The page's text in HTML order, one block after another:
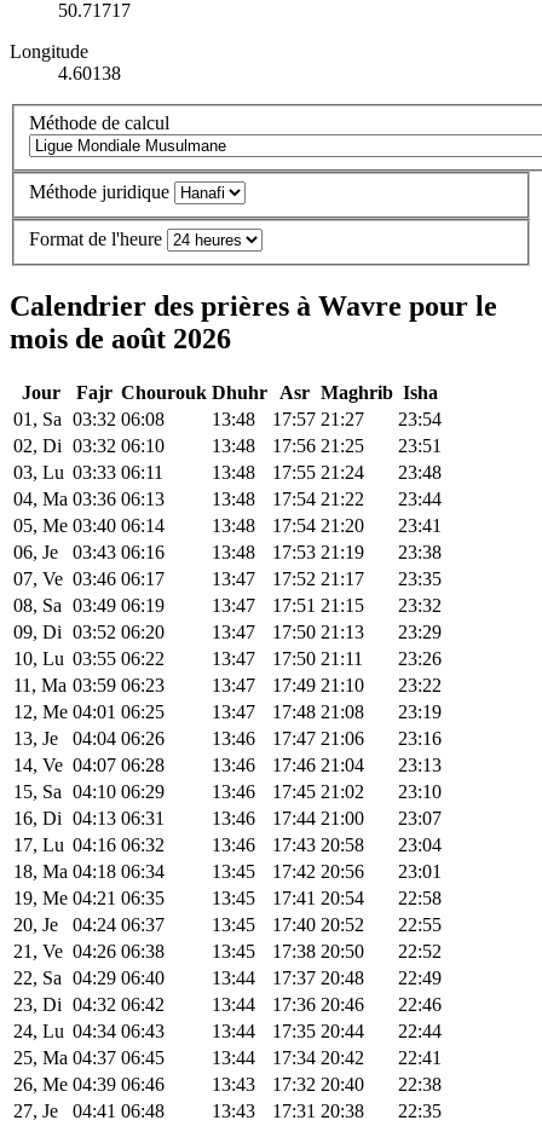
50.71717
Longitude
4.60138
Méthode de calcul
Méthode juridique
Format de l'heure
Calendrier des prières à Wavre pour le
mois de août 2026
Jour Fajr Chourouk Dhuhr Asr Maghrib Isha
01, Sa 03:32 06:08 13:48 17:57 21:27
23:54
02, Di 03:32 06:10 13:48 17:56 21:25
23:51
03, Lu 03:33 06:11 13:48 17:55 21:24
23:48
04, Ma 03:36 06:13 13:48 17:54 21:22
23:44
05, Me 03:40 06:14 13:48 17:54 21:20
23:41
06, Je
03:43 06:16 13:48 17:53 21:19
23:38
07, Ve 03:46 06:17 13:47 17:52 21:17
23:35
08, Sa 03:49 06:19 13:47 17:51 21:15
23:32
09, Di 03:52 06:20 13:47 17:50 21:13
23:29
10, Lu 03:55 06:22 13:47 17:50 21:11
23:26
11, Ma 03:59 06:23 13:47 17:49 21:10
23:22
12, Me 04:01 06:25 13:47 17:48 21:08
23:19
13, Je
04:04 06:26 13:46 17:47 21:06
23:16
14, Ve 04:07 06:28 13:46 17:46 21:04
23:13
15, Sa 04:10 06:29 13:46 17:45 21:02
23:10
16, Di 04:13 06:31 13:46 17:44 21:00
23:07
17, Lu 04:16 06:32 13:46 17:43 20:58
23:04
18, Ma 04:18 06:34 13:45 17:42 20:56
23:01
19, Me 04:21 06:35 13:45 17:41 20:54
22:58
20, Je
04:24 06:37 13:45 17:40 20:52
22:55
21, Ve 04:26 06:38 13:45 17:38 20:50
22:52
22, Sa 04:29 06:40 13:44 17:37 20:48
22:49
23, Di 04:32 06:42 13:44 17:36 20:46
22:46
24, Lu 04:34 06:43 13:44 17:35 20:44
22:44
25, Ma 04:37 06:45 13:44 17:34 20:42
22:41
26, Me 04:39 06:46 13:43 17:32 20:40
22:38
27, Je
04:41 06:48 13:43 17:31 20:38
22:35